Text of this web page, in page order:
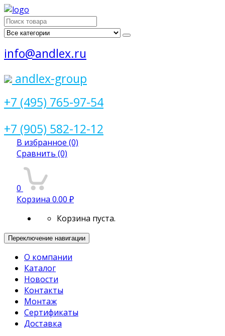
Поиск
для:
info@andlex.ru
andlex-group
+7 (495) 765-97-54
+7 (905) 582-12-12
В избранное (0)
Сравнить (0)
0
Корзина 0.00 ₽
Корзина пуста.
Переключение навигации
О компании
Каталог
Новости
Контакты
Монтаж
Сертификаты
Доставка